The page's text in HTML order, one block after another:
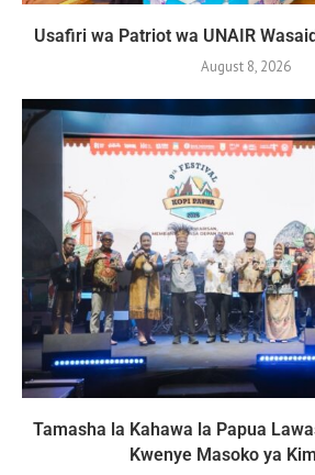
Usafiri wa Patriot wa UNAIR
August 8, 2026
Tamasha la Kahawa la Papua
Kwenye Masoko ya